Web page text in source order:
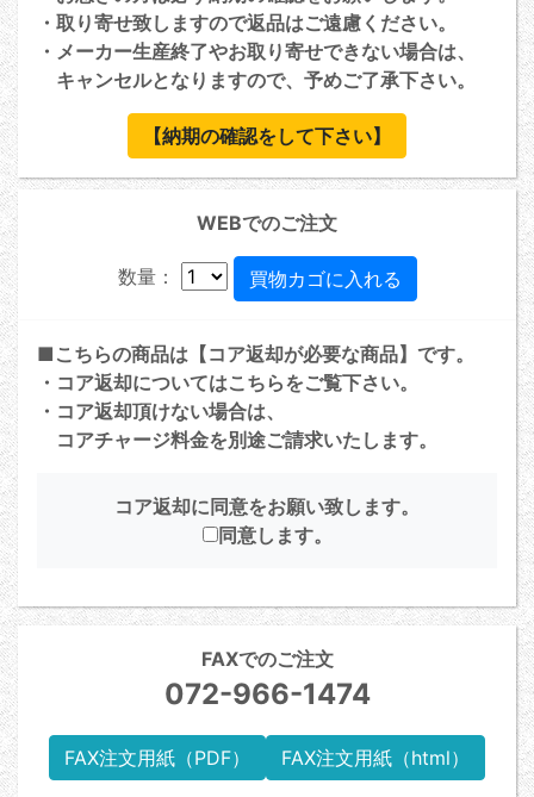
・取り寄せ致しますので返品はご遠慮ください。
・メーカー生産終了やお取り寄せできない場合は、
キャンセルとなりますので、予めご了承下さい。
【納期の確認をして下さい】
WEBでのご注文
数量：
■こちらの商品は【コア返却が必要な商品】です。
・コア返却についてはこちらをご覧下さい。
・コア返却頂けない場合は、
コアチャージ料金を別途ご請求いたします。
コア返却に同意をお願い致します。
同意します。
FAXでのご注文
072-966-1474
FAX注文用紙（PDF） FAX注文用紙（html）